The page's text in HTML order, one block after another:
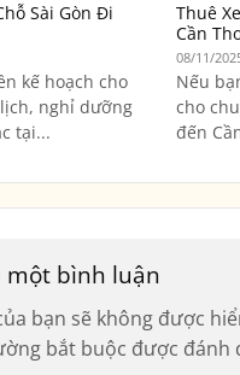
Sài Gòn Đi
kế hoạch cho
nghỉ dưỡng
tại...
Thuê
Cần
08/11/
Nếu
cho
đến
một bình luận
bạn sẽ không được
bắt buộc được đánh